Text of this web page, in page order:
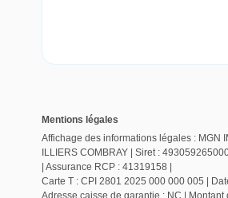
Mentions légales
Affichage des informations légales : MGN
ILLIERS COMBRAY | Siret :
| Assurance RCP : 41319158 |
Carte T : CPI 2801 2025 000 000 005 |
Adresse caisse de garantie : NC |